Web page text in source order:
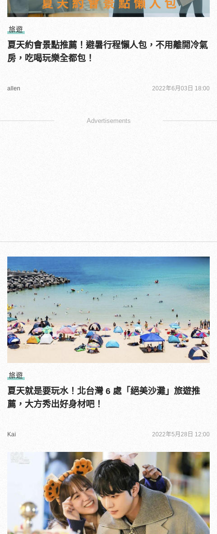
旅遊
夏天約會景點推薦！避暑行程懶人包，不用離開冷氣
房，吃喝玩樂全都包！
allen 2022年6月03日 18:00
Advertisements
旅遊
夏天就是要玩水！北台灣 6 處「絕美沙灘」旅遊推
薦，大方秀出好身材吧！
Kai 2022年5月28日 12:00